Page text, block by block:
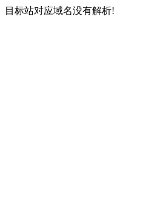
目标站对应域名没有解析!